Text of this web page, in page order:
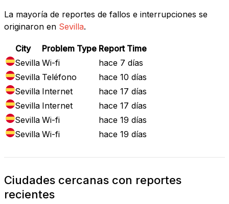
La mayoría de reportes de fallos e interrupciones se
originaron en Sevilla.
City Problem Type Report Time
Sevilla Wi-fi
hace 7 días
Sevilla Teléfono
hace 10 días
Sevilla Internet
hace 17 días
Sevilla Internet
hace 17 días
Sevilla Wi-fi
hace 19 días
Sevilla Wi-fi hace 19 días
Ciudades cercanas con reportes
recientes